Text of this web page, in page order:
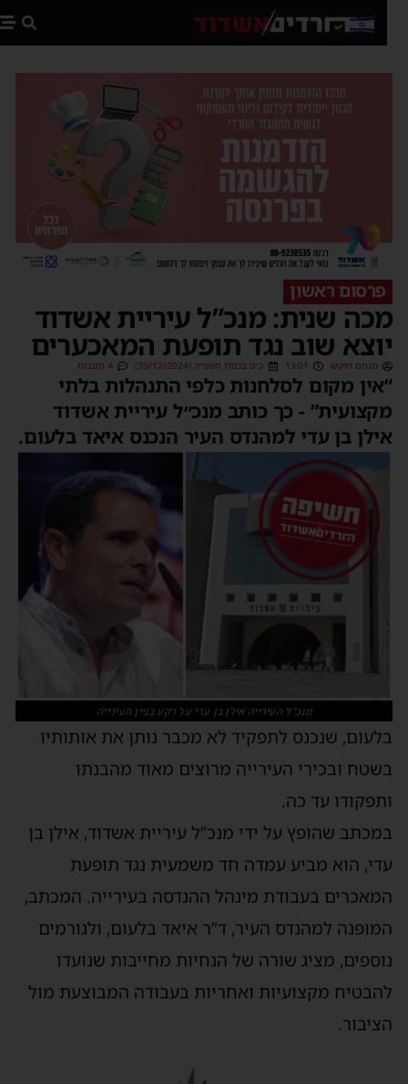
פרסום ראשון
שנית: מנכ”ל עיריית אשדוד
שוב נגד תופעת המאכערים
מנחם דויטש 13:01 כ״ט בכסלו תשפ״ה (30/12/2024)
מקום לסלחנות כלפי התנהלות בלתי
- כך כותב מנכ״ל עיריית אשדוד
בן עדי למהנדס העיר הנכנס איאד בלעום.
מנכ"ל העירייה אילן בן עדי על רקע בניין העירייה
שנכנס לתפקיד לא מכבר נותן את אותותיו
ובכירי העירייה מרוצים מאוד מהבנתו
עד כה.
שהופץ על ידי מנכ”ל עיריית אשדוד, אילן בן
הוא מביע עמדה חד משמעית נגד תופעת
בעבודת מינהל ההנדסה בעירייה. המכתב,
למהנדס העיר, ד”ר איאד בלעום, ולגורמים
מציג שורה של הנחיות מחייבות שנועדו
מקצועיות ואחריות בעבודה המבוצעת מול